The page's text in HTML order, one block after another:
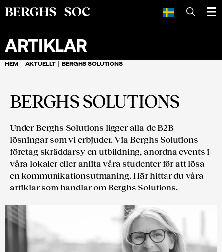
SÖK
ARTIKLAR
HEM AKTUELLT BERGHS SOLUTIONS
BERGHS SOLUTIONS
Under Berghs Solutions ligger alla de B2B-
lösningar som vi erbjuder. Via Berghs Solutions
företag skräddarsy en utbildning, anordna events i
våra lokaler eller anlita våra studenter för att lösa
en kommunikationsutmaning. Här hittar du våra
artiklar som handlar om Berghs Solutions.